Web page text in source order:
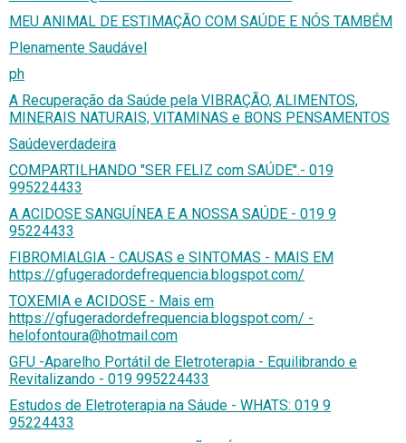
MEU ANIMAL DE ESTIMAÇÃO COM SAÚDE E NÓS TAMBÉM
Plenamente Saudável
ph
A Recuperação da Saúde pela VIBRAÇÃO, ALIMENTOS,
MINERAIS NATURAIS, VITAMINAS e BONS PENSAMENTOS
Saúdeverdadeira
COMPARTILHANDO "SER FELIZ com SAÚDE".- 019
995224433
A ACIDOSE SANGUÍNEA E A NOSSA SAÚDE - 019 9
95224433
FIBROMIALGIA - CAUSAS e SINTOMAS - MAIS EM
https://gfugeradordefrequencia.blogspot.com/
TOXEMIA e ACIDOSE - Mais em
https://gfugeradordefrequencia.blogspot.com/ -
helofontoura@hotmail.com
GFU -Aparelho Portátil de Eletroterapia - Equilibrando e
Revitalizando - 019 995224433
Estudos de Eletroterapia na Sáude - WHATS: 019 9
95224433